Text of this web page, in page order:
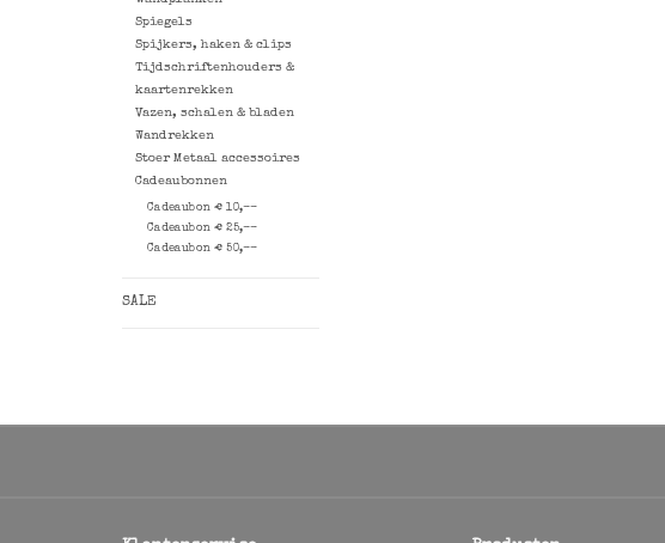
Spiegels
Spijkers, haken & clips
Tijdschriftenhouders &
kaartenrekken
Vazen, schalen & bladen
Wandrekken
Stoer Metaal accessoires
Cadeaubonnen
Cadeaubon € 10,--
Cadeaubon € 25,--
Cadeaubon € 50,--
SALE